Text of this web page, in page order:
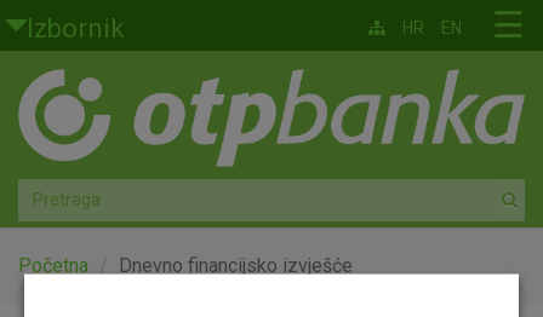
Skoči na glavni sadržaj
Izbornik
Građani
Privatno bankarstvo
Agro
Mala poduzeća i obrtnici
☰
HR EN
Početna Dnevno financijsko izvješće